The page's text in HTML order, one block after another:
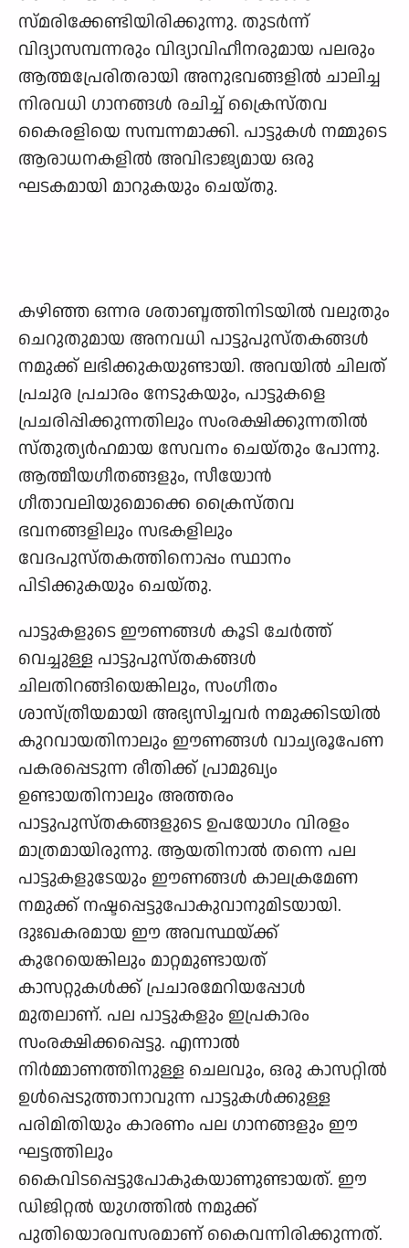
സ്മരിക്കേണ്ടിയിരിക്കുന്നു. തുടർന്ന്
വിദ്യാസമ്പന്നരും വിദ്യാവിഹീനരുമായ പലരും
ആത്മപ്രേരിതരായി അനുഭവങ്ങളിൽ ചാലിച്ച
നിരവധി ഗാനങ്ങൾ രചിച്ച് ക്രൈസ്തവ
കൈരളിയെ സമ്പന്നമാക്കി. പാട്ടുകൾ നമ്മുടെ
ആരാധനകളിൽ അവിഭാജ്യമായ ഒരു
ഘടകമായി മാറുകയും ചെയ്തു.​​​
കഴിഞ്ഞ ഒന്നര ശതാബ്ദത്തിനിടയിൽ വലുതും
ചെറുതുമായ അനവധി പാട്ടുപുസ്തകങ്ങൾ
നമുക്ക് ലഭിക്കുകയുണ്ടായി. അവയിൽ ചിലത്
പ്രചുര പ്രചാരം നേടുകയും, പാട്ടുകളെ
പ്രചരിപ്പിക്കുന്നതിലും സംരക്ഷിക്കുന്നതിൽ
സ്തുത്യർഹമായ സേവനം ചെയ്തും പോന്നു.
ആത്മീയഗീതങ്ങളും, സീയോൻ
ഗീതാവലിയുമൊക്കെ ക്രൈസ്തവ
ഭവനങ്ങളിലും സഭകളിലും
വേദപുസ്തകത്തിനൊപ്പം സ്ഥാനം
പിടിക്കുകയും ചെയ്തു.
പാട്ടുകളുടെ ഈണങ്ങൾ കൂടി ചേർത്ത്
വെച്ചുള്ള പാട്ടുപുസ്തകങ്ങൾ
ചിലതിറങ്ങിയെങ്കിലും, സംഗീതം
ശാസ്ത്രീയമായി അഭ്യസിച്ചവർ നമുക്കിടയിൽ
കുറവായതിനാലും ഈണങ്ങൾ വാച്യരൂപേണ
പകരപ്പെടുന്ന രീതിക്ക് പ്രാമുഖ്യം
ഉണ്ടായതിനാലും അത്തരം
പാട്ടുപുസ്തകങ്ങളുടെ ഉപയോഗം വിരളം
മാത്രമായിരുന്നു. ആയതിനാൽ തന്നെ പല
പാട്ടുകളുടേയും ഈണങ്ങൾ കാലക്രമേണ
നമുക്ക് നഷ്ടപ്പെട്ടുപോകുവാനുമിടയായി.
ദുഃഖകരമായ ഈ അവസ്ഥയ്ക്ക്
കുറേയെങ്കിലും മാറ്റമുണ്ടായത്
കാസറ്റുകൾക്ക് പ്രചാരമേറിയപ്പോൾ
മുതലാണ്. പല പാട്ടുകളും ഇപ്രകാരം
സംരക്ഷിക്കപ്പെട്ടു. എന്നാൽ
നിർമ്മാണത്തിനുള്ള ചെലവും, ഒരു കാസറ്റിൽ
ഉൾപ്പെടുത്താനാവുന്ന പാട്ടുകൾക്കുള്ള
പരിമിതിയും കാരണം പല ഗാനങ്ങളും ഈ
ഘട്ടത്തിലും
കൈവിടപ്പെട്ടുപോകുകയാണുണ്ടായത്. ഈ
ഡിജിറ്റൽ യുഗത്തിൽ നമുക്ക്
പുതിയൊരവസരമാണ് കൈവന്നിരിക്കുന്നത്.